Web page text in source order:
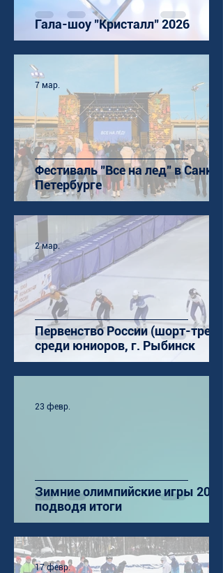
Гала-шоу "Кристалл" 2026
Фестиваль "Все на лед" в Санкт-
Петербурге
7 мар.
Первенство России (шорт-трек)
среди юниоров, г. Рыбинск
2 мар.
Зимние олимпийские игры 2026:
подводя итоги
23 февр.
17 февр.